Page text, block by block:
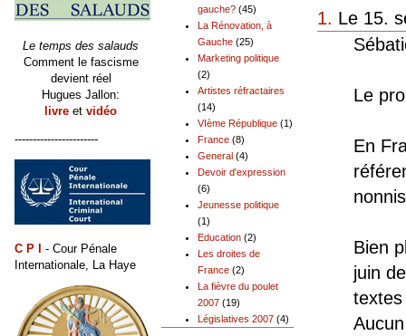
1. Le 15.
Le
En
Bien
juin
gauche? (45)
La Rénovation, à
Gauche (25)
Marketing politique
(2)
Artistes réfractaires
(14)
VIème République (1)
France (8)
General (4)
Devoir d'expression
(6)
Jeunesse politique
(1)
Education (2)
Les droites de
France (2)
La fièvre du poulet
2007 (19)
Législatives 2007 (4)
Le temps des salauds
Comment le fascisme
devient réel
Hugues Jallon:
livre et vidéo
-----------------------
C P I
- Cour Pénale
Internationale, La Haye